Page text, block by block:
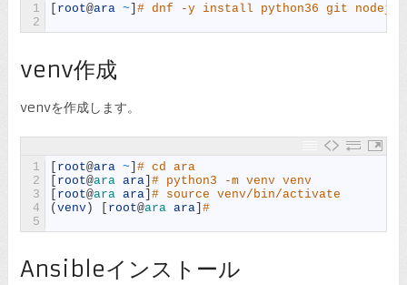
1
2
[ root@ara ~] # dnf -y install python36 git nodejs
venv作成
venvを作成します。
1
2
3
4
5
root@ara ~ # cd ara
root@ara ara] # python3 -m venv venv
root@ara ara] # source venv/bin/activate
( venv) root@ara ara] #
Ansibleインストール